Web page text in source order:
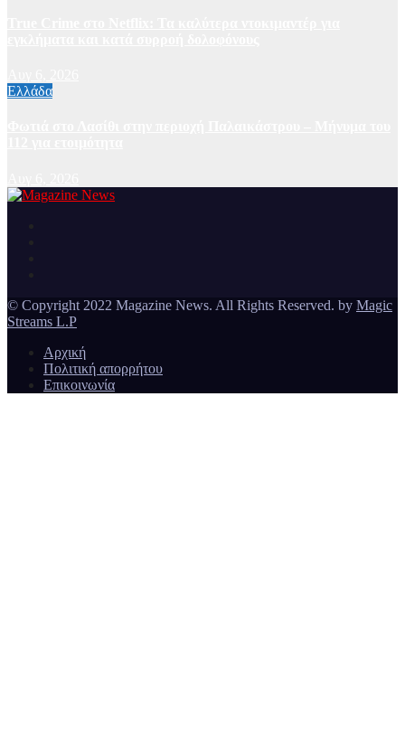
Ελλάδα
© Copyright 2022 Magazine News. All Rights Reserved. by Magic
Streams L.P
Αρχική
Πολιτική απορρήτου
Επικοινωνία